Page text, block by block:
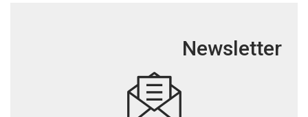
Newsletter